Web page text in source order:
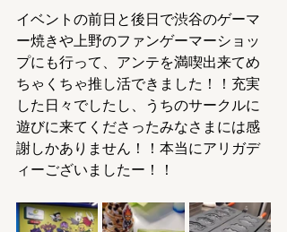
イベントの前日と後日で渋谷のゲーマ
ー焼きや上野のファンゲーマーショッ
プにも行って、アンテを満喫出来てめ
ちゃくちゃ推し活できました！！充実
した日々でしたし、うちのサークルに
遊びに来てくださったみなさまには感
謝しかありません！！本当にアリガデ
ィーございましたー！！